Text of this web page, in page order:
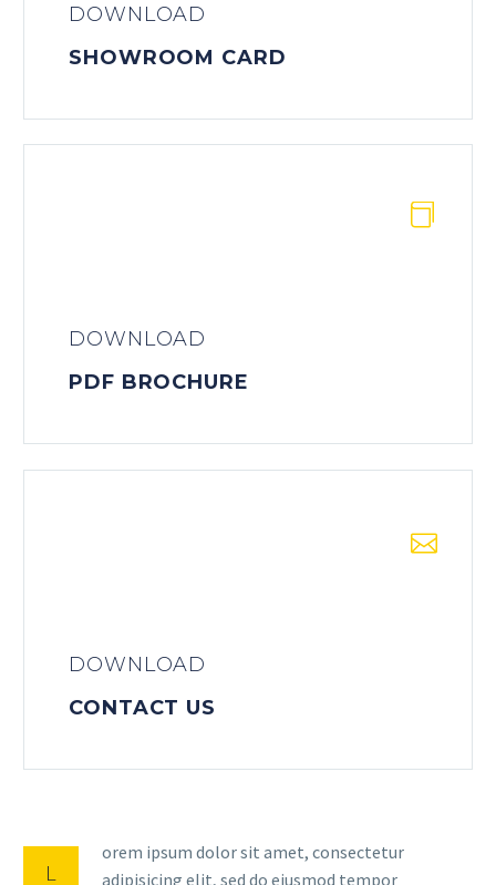
DOWNLOAD
SHOWROOM CARD


DOWNLOAD
PDF BROCHURE


DOWNLOAD
CONTACT US
L
orem ipsum dolor sit amet, consectetur
adipisicing elit, sed do eiusmod tempor